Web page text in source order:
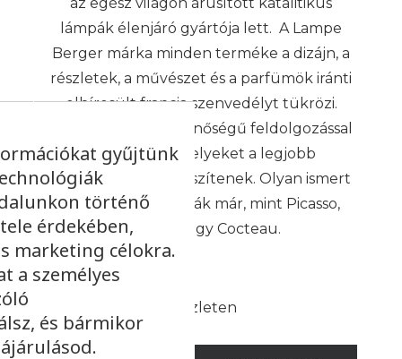
lámpák élenjáró gyártója lett. A Lampe
Berger márka minden terméke a dizájn, a
részletek, a művészet és a parfümök iránti
elhíresült francia szenvedélyt tükrözi.
Termékeik kiváló minőségű feldolgozással
készülnek, amelyeket a legjobb
mesteremberek készítenek. Olyan ismert
emberek használták már, mint Picasso,
Colette vagy Cocteau.
Készleten
gyűjtünk
történő
érdekében,
marketing célokra.
a személyes
és bármikor